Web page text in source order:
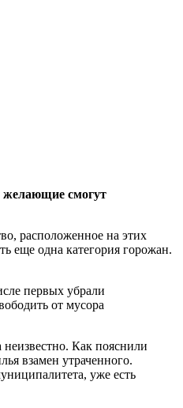
желающие смогут
расположенное на этих
еще одна категория горожан.
первых убрали
от мусора
Как пояснили
взамен утраченного.
уже есть